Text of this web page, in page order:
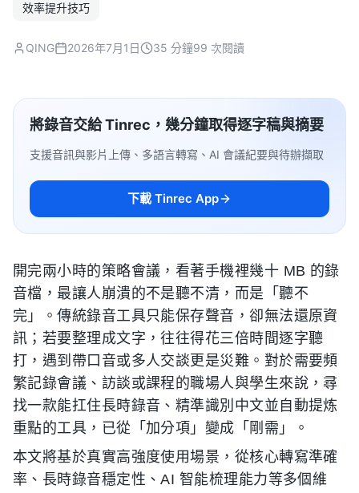
效率提升技巧
QING 2026年7月1日 35 分鐘99 次閱讀
將錄音交給 Tinrec，幾分鐘取得逐字稿與摘要
支援音訊與影片上傳、多語言轉寫、AI 會議紀要與待辦擷取
下載 Tinrec App
開完兩小時的策略會議，看著手機裡幾十 MB 的錄
音檔，最讓人崩潰的不是聽不清，而是「聽不
完」。傳統錄音工具只能保存聲音，卻無法還原資
訊；若要整理成文字，往往得花三倍時間逐字聽
打，遇到帶口音或多人交談更是災難。對於需要頻
繁記錄會議、訪談或課程的職場人與學生來說，尋
找一款能扛住長時錄音、精準識別中文並自動提炼
重點的工具，已從「加分項」變成「剛需」。
本文將基於真實高強度使用場景，從核心轉寫準確
率、長時錄音穩定性、AI 智能梳理能力等多個維